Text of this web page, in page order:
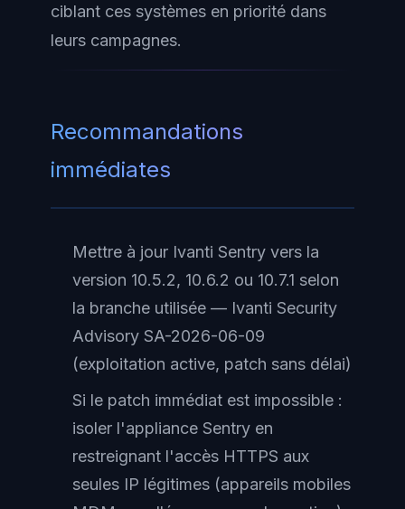
ciblant ces systèmes en priorité dans
leurs campagnes.
Recommandations
immédiates
Mettre à jour Ivanti Sentry vers la
version 10.5.2, 10.6.2 ou 10.7.1 selon
la branche utilisée — Ivanti Security
Advisory SA-2026-06-09
(exploitation active, patch sans délai)
Si le patch immédiat est impossible :
isoler l'appliance Sentry en
restreignant l'accès HTTPS aux
seules IP légitimes (appareils mobiles